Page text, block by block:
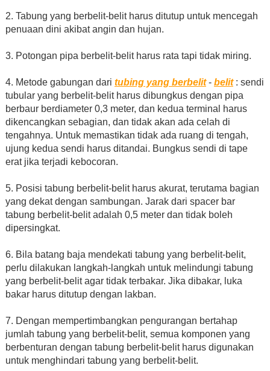
2. Tabung yang berbelit-belit harus ditutup untuk mencegah
penuaan dini akibat angin dan hujan.
3. Potongan pipa berbelit-belit harus rata tapi tidak miring.
4. Metode gabungan dari tubing yang berbelit- belit: sendi
tubular yang berbelit-belit harus dibungkus dengan pipa
berbaur berdiameter 0,3 meter, dan kedua terminal harus
dikencangkan sebagian, dan tidak akan ada celah di
tengahnya. Untuk memastikan tidak ada ruang di tengah,
ujung kedua sendi harus ditandai. Bungkus sendi di tape
erat jika terjadi kebocoran.
5. Posisi tabung berbelit-belit harus akurat, terutama bagian
yang dekat dengan sambungan. Jarak dari spacer bar
tabung berbelit-belit adalah 0,5 meter dan tidak boleh
dipersingkat.
6. Bila batang baja mendekati tabung yang berbelit-belit,
perlu dilakukan langkah-langkah untuk melindungi tabung
yang berbelit-belit agar tidak terbakar. Jika dibakar, luka
bakar harus ditutup dengan lakban.
7. Dengan mempertimbangkan pengurangan bertahap
jumlah tabung yang berbelit-belit, semua komponen yang
berbenturan dengan tabung berbelit-belit harus digunakan
untuk menghindari tabung yang berbelit-belit.